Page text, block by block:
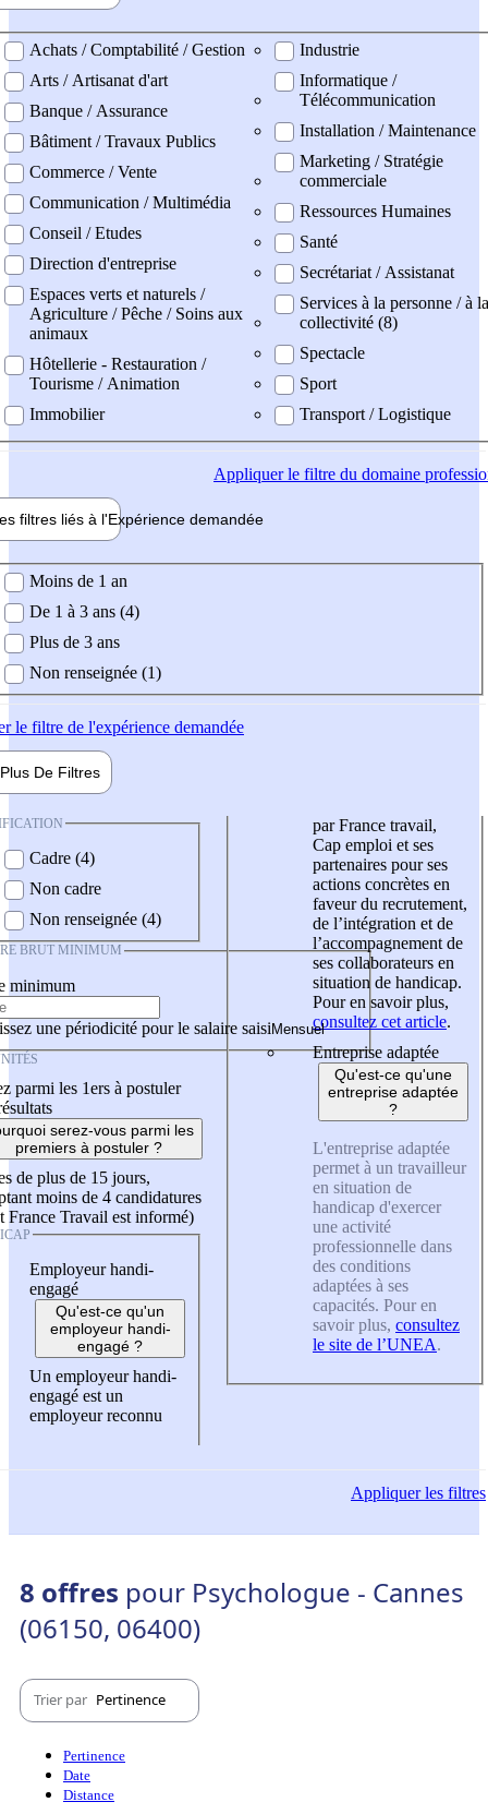
professionel
Achats / Comptabilité / Gestion
Arts / Artisanat d'art
Banque / Assurance
Bâtiment / Travaux Publics
Commerce / Vente
Communication / Multimédia
Conseil / Etudes
Direction d'entreprise
Espaces verts et naturels /
Agriculture / Pêche / Soins aux
animaux
Hôtellerie - Restauration /
Tourisme / Animation
Immobilier
Industrie
Informatique /
Télécommunication
Installation / Maintenance
Marketing / Stratégie
commerciale
Ressources Humaines
Santé
Secrétariat / Assistanat
Services à la personne / à la
collectivité (8)
Spectacle
Sport
Transport / Logistique
Appliquerle filtre du domaine
filtres liés à l'Expérience demandée
demandée
Moins de 1 an
De 1 à 3 ans (4)
Plus de 3 ans
Non renseignée (1)
le filtre de l'expérience demandée
Plus De Filtres
Cadre (4)
Non cadre
Non renseignée (4)
BRUT MINIMUM
minimum
une périodicité pour le salaire saisi
parmi les 1ers à postuler
serez-vous parmi les
premiers à postuler ?
de plus de 15 jours,
moins de 4 candidatures
France Travail est informé)
Employeur handi-
engagé
Qu'est-ce qu'un
employeur handi-
engagé ?
Un employeur handi-
engagé est un
employeur reconnu
par France travail,
Cap emploi et ses
partenaires pour ses
actions concrètes en
faveur du recrutement,
de l’intégration et de
l’accompagnement de
ses collaborateurs en
situation de handicap.
Pour en savoir plus,
consultez cet article.
Entreprise adaptée
Qu'est-ce qu'une
entreprise adaptée
?
L'entreprise adaptée
permet à un travailleur
en situation de
handicap d'exercer
une activité
professionnelle dans
des conditions
adaptées à ses
capacités. Pour en
savoir plus, consultez
le site de l’UNEA.
Appliquerles filtres
8 offres pour Psychologue - Cannes
(06150, 06400)
Trier par Pertinence
Pertinence
Date
Distance